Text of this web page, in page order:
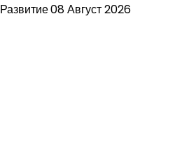
Развитие08 Август 2026